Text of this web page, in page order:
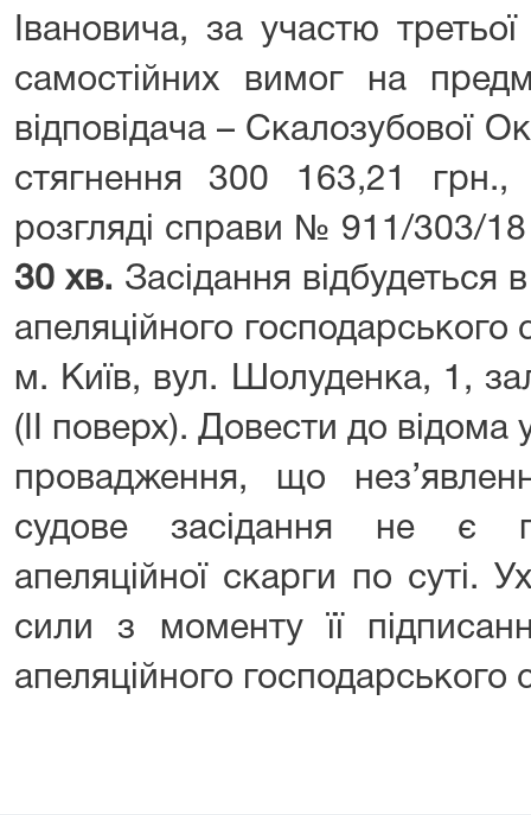
Івановича, за участю
самостійних вимог на
відповідача – Скалозубової
стягнення 300 163,21
розгляді справи № 911/303/
30 хв. Засідання відбудеться
апеляційного
м. Київ, вул. Шолуденка, 1,
(ІІ поверх). Довести до відома
провадження, що
судове засідання не є
апеляційної скарги по суті.
сили з моменту її
апеляційного господарського